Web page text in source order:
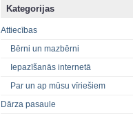
Kategorijas
Attiecības
Bērni un mazbērni
Iepazīšanās internetā
Par un ap mūsu vīriešiem
Dārza pasaule